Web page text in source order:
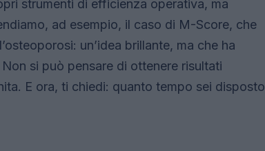
strumenti di efficienza operativa, ma
ad esempio, il caso di M-Score, che
un’idea brillante, ma che ha
si può pensare di ottenere risultati
E ora, ti chiedi: quanto tempo sei disposto